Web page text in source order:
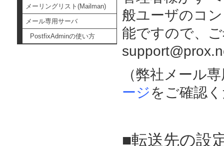
メーリングリスト(Mailman)
メール専用サーバ
PostfixAdminの使い方
般ユーザのコ
能ですので、
（弊社メール
ージをご確認
■転送先の設